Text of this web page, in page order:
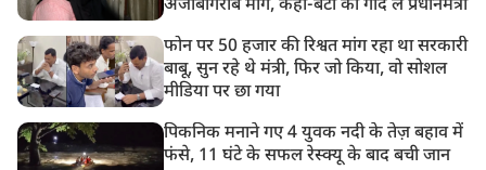
अजीबोगरीब मांग, कहा-बेटी को गोद लें प्रधानमंत्री
फोन पर 50 हजार की रिश्वत मांग रहा था सरकारी
बाबू, सुन रहे थे मंत्री, फिर जो किया, वो सोशल
मीडिया पर छा गया
पिकनिक मनाने गए 4 युवक नदी के तेज़ बहाव में
फंसे, 11 घंटे के सफल रेस्क्यू के बाद बची जान